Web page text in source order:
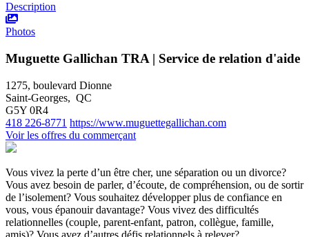
Description
Photos
Muguette Gallichan TRA | Service de relation d'aide
1275, boulevard Dionne
Saint-Georges, QC
G5Y 0R4
418 226-8771 https://www.muguettegallichan.com
Voir les offres du commerçant
Vous vivez la perte d’un être cher, une séparation ou un divorce?
Vous avez besoin de parler, d’écoute, de compréhension, ou de sortir
de l’isolement? Vous souhaitez développer plus de confiance en
vous, vous épanouir davantage? Vous vivez des difficultés
relationnelles (couple, parent-enfant, patron, collègue, famille,
amis)? Vous avez d’autres défis relationnels à relever?